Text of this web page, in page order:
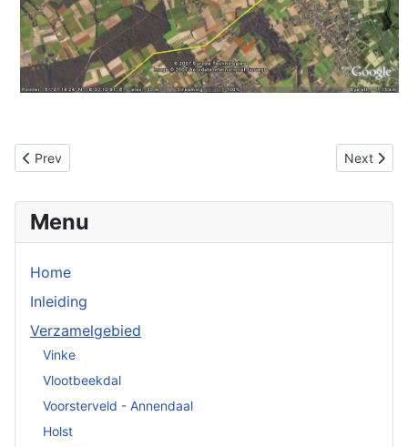
Previous article: Inleiding
Prev Next
Next
Menu
Home
Inleiding
Verzamelgebied
Vinke
Vlootbeekdal
Voorsterveld - Annendaal
Holst